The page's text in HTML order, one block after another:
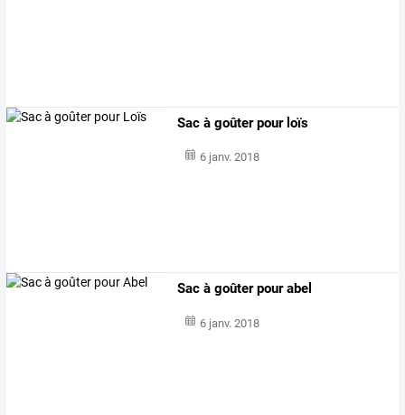
Sac à goûter pour loïs
6 janv. 2018
Sac à goûter pour abel
6 janv. 2018